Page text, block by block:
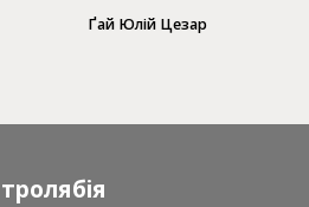
Ґай Юлій Цезар